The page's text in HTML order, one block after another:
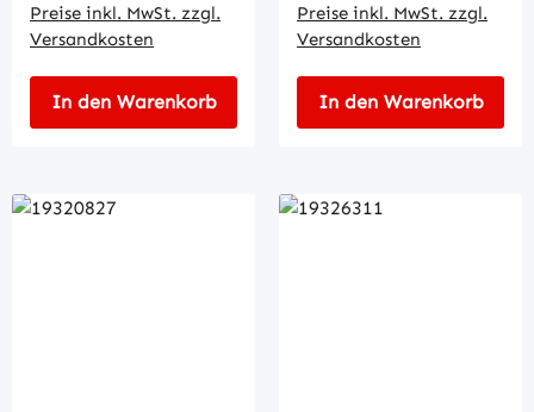
Preise inkl. MwSt. zzgl.
Versandkosten
In den Warenkorb
Preise inkl. MwSt. zzgl.
Versandkosten
In den Warenkorb